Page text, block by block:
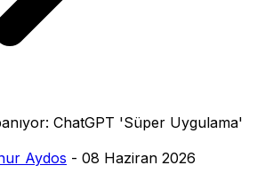
ChatGPT 'Süper Uygulama'
Aydos - 08 Haziran 2026